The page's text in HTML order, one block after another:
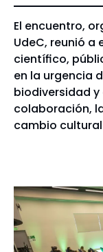
El encuentro,
UdeC, reunió
científico,
en la urgencia
biodiversidad
colaboración,
cambio